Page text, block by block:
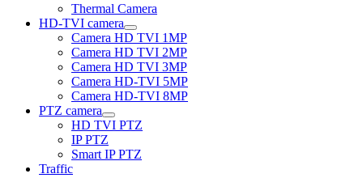
Thermal Camera
HD-TVI camera
Camera HD TVI 1MP
Camera HD TVI 2MP
Camera HD TVI 3MP
Camera HD-TVI 5MP
Camera HD-TVI 8MP
PTZ camera
HD TVI PTZ
IP PTZ
Smart IP PTZ
Traffic